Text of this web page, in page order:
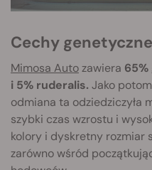
Cechy
Mimosa Autozawiera
i 5% ruderalis. Jako
odmiana ta odziedziczyła
szybki czas wzrostu i
kolory i dyskretny rozmiar
zarówno wśród